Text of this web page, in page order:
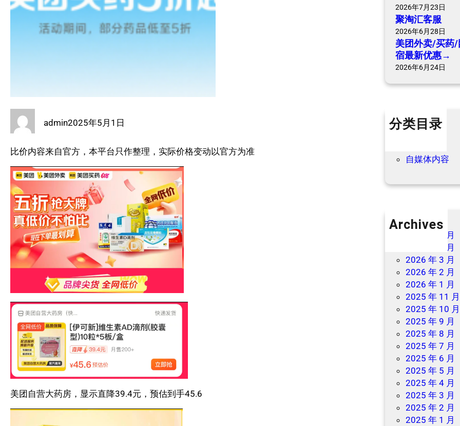
admin2025年5月1日
比价内容来自官方，本平台只作整理，实际价格变动以官方为准
美团自营大药房，显示直降39.4元，预估到手45.6
2026年7月23日
聚淘汇客服
2026年6月28日
美团外卖/买药
宿最新优惠→
2026年6月24日
分类目录
自媒体内容
Archives
2026 年 7 月
2026 年 6 月
2026 年 3 月
2026 年 2 月
2026 年 1 月
2025 年 11 月
2025 年 10 月
2025 年 9 月
2025 年 8 月
2025 年 7 月
2025 年 6 月
2025 年 5 月
2025 年 4 月
2025 年 3 月
2025 年 2 月
2025 年 1 月